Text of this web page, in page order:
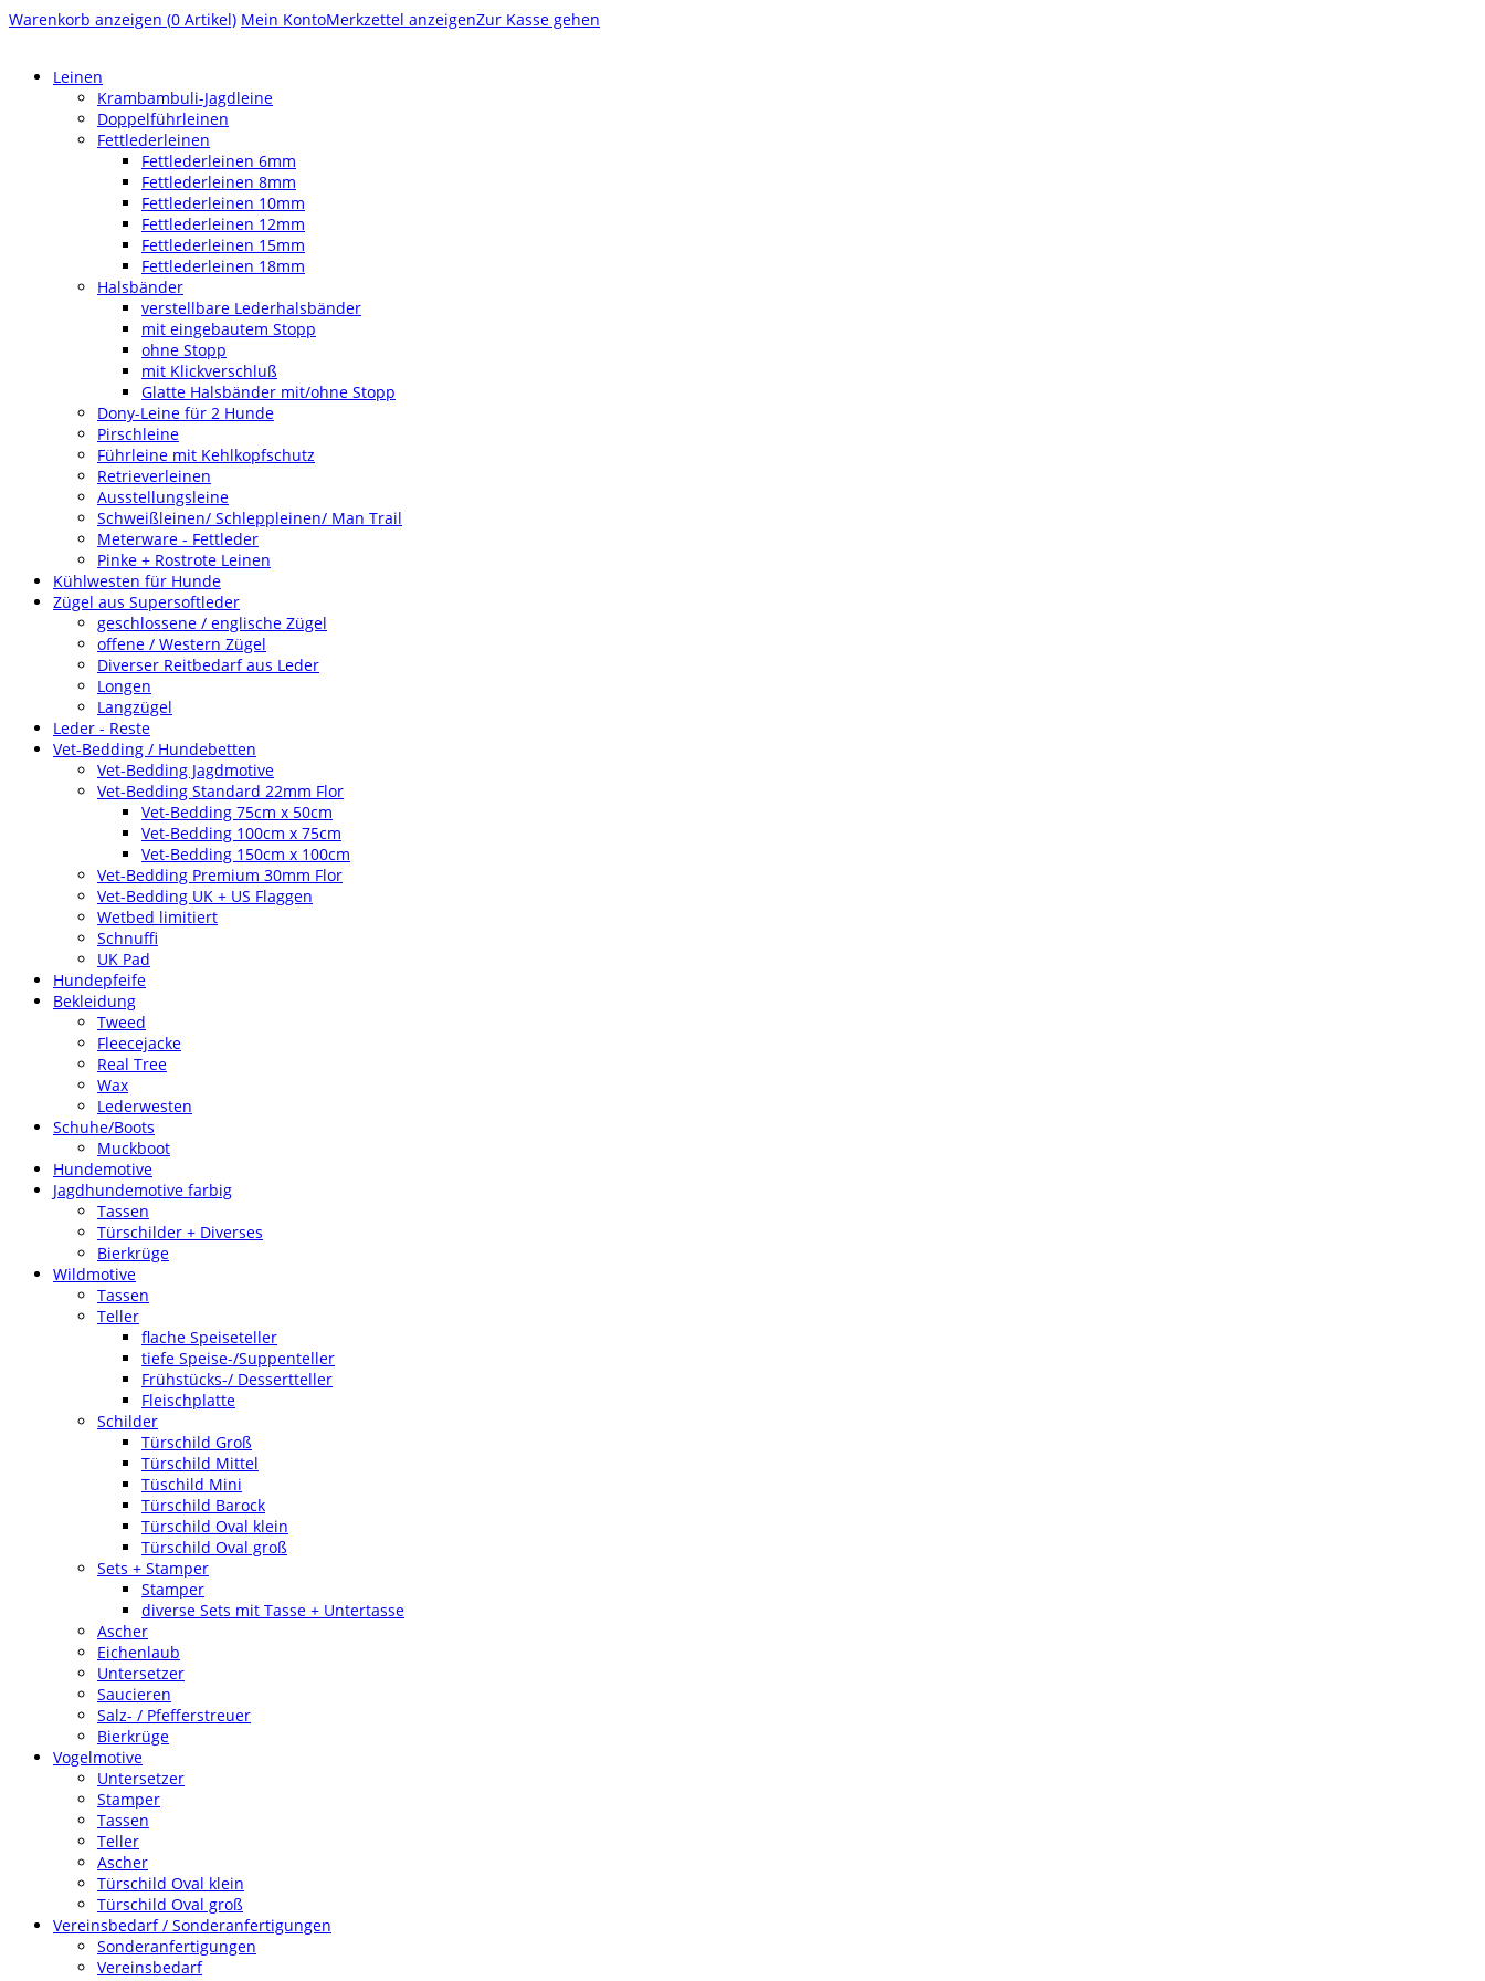
Warenkorb anzeigen (0 Artikel) Mein KontoMerkzettel anzeigenZur Kasse gehen
Leinen
Krambambuli-Jagdleine
Doppelführleinen
Fettlederleinen
Fettlederleinen 6mm
Fettlederleinen 8mm
Fettlederleinen 10mm
Fettlederleinen 12mm
Fettlederleinen 15mm
Fettlederleinen 18mm
Halsbänder
verstellbare Lederhalsbänder
mit eingebautem Stopp
ohne Stopp
mit Klickverschluß
Glatte Halsbänder mit/ohne Stopp
Dony-Leine für 2 Hunde
Pirschleine
Führleine mit Kehlkopfschutz
Retrieverleinen
Ausstellungsleine
Schweißleinen/ Schleppleinen/ Man Trail
Meterware - Fettleder
Pinke + Rostrote Leinen
Kühlwesten für Hunde
Zügel aus Supersoftleder
geschlossene / englische Zügel
offene / Western Zügel
Diverser Reitbedarf aus Leder
Longen
Langzügel
Leder - Reste
Vet-Bedding / Hundebetten
Vet-Bedding Jagdmotive
Vet-Bedding Standard 22mm Flor
Vet-Bedding 75cm x 50cm
Vet-Bedding 100cm x 75cm
Vet-Bedding 150cm x 100cm
Vet-Bedding Premium 30mm Flor
Vet-Bedding UK + US Flaggen
Wetbed limitiert
Schnuffi
UK Pad
Hundepfeife
Bekleidung
Tweed
Fleecejacke
Real Tree
Wax
Lederwesten
Schuhe/Boots
Muckboot
Hundemotive
Jagdhundemotive farbig
Tassen
Türschilder + Diverses
Bierkrüge
Wildmotive
Tassen
Teller
flache Speiseteller
tiefe Speise-/Suppenteller
Frühstücks-/ Dessertteller
Fleischplatte
Schilder
Türschild Groß
Türschild Mittel
Tüschild Mini
Türschild Barock
Türschild Oval klein
Türschild Oval groß
Sets + Stamper
Stamper
diverse Sets mit Tasse + Untertasse
Ascher
Eichenlaub
Untersetzer
Saucieren
Salz- / Pfefferstreuer
Bierkrüge
Vogelmotive
Untersetzer
Stamper
Tassen
Teller
Ascher
Türschild Oval klein
Türschild Oval groß
Vereinsbedarf / Sonderanfertigungen
Sonderanfertigungen
Vereinsbedarf